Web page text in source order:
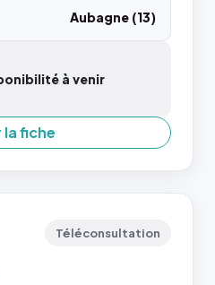
Aubagne (13)
à venir
la fiche
Téléconsultation